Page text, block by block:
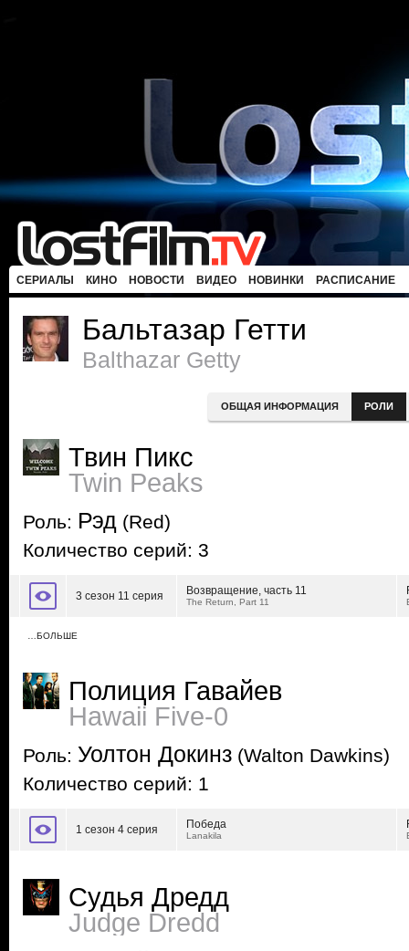
СЕРИАЛЫ КИНО НОВОСТИ ВИДЕО НОВИНКИ РАСПИСАНИЕ
Бальтазар Гетти
Balthazar Getty
ОБЩАЯ ИНФОРМАЦИЯ РОЛИ
Твин Пикс
Twin Peaks
Роль: Рэд (Red)
Количество серий: 3
3 сезон 11 серия Возвращение, часть 11
The Return, Part 11
…БОЛЬШЕ
Полиция Гавайев
Hawaii Five-0
Роль: Уолтон Докинз (Walton Dawkins)
Количество серий: 1
1 сезон 4 серия Победа
Lanakila
Судья Дредд
Judge Dredd